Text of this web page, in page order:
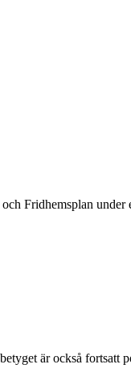
Fridhemsplan under
är också fortsatt